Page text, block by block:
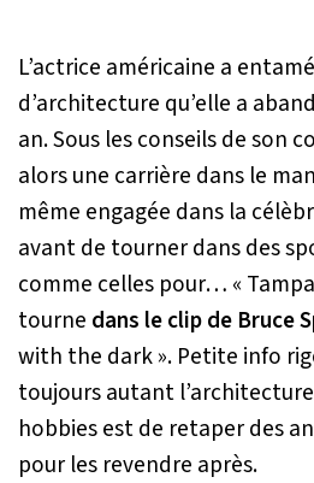
L’actrice américaine a
d’architecture qu’elle a
an. Sous les conseils de son
alors une carrière dans le
même engagée dans la
avant de tourner dans des
comme celles pour… «
tourne dans le clip de Bruce
with the dark ». Petite info
toujours autant l’architecture
hobbies est de retaper des
pour les revendre après.